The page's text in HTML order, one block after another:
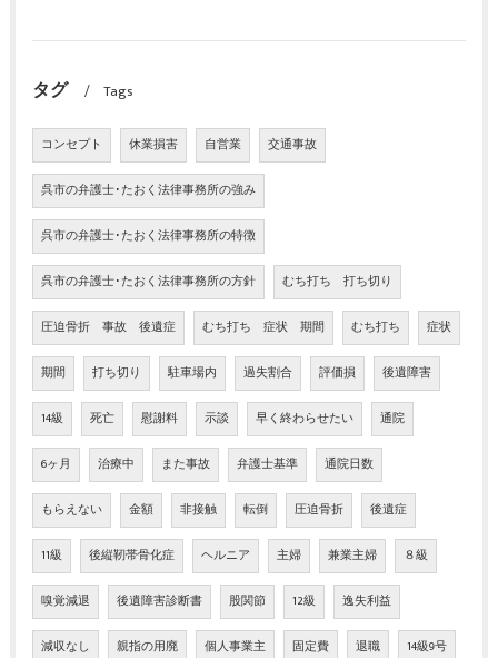
タグ Tags
コンセプト 休業損害 自営業 交通事故
呉市の弁護士･たおく法律事務所の強み
呉市の弁護士･たおく法律事務所の特徴
呉市の弁護士･たおく法律事務所の方針 むち打ち 打ち切り
圧迫骨折 事故 後遺症 むち打ち 症状 期間 むち打ち 症状
期間 打ち切り 駐車場内 過失割合 評価損 後遺障害
14級 死亡 慰謝料 示談 早く終わらせたい 通院
6ヶ月 治療中 また事故 弁護士基準 通院日数
もらえない 金額 非接触 転倒 圧迫骨折 後遺症
11級 後縦靭帯骨化症 ヘルニア 主婦 兼業主婦 ８級
嗅覚減退 後遺障害診断書 股関節 12級 逸失利益
減収なし 親指の用廃 個人事業主 固定費 退職 14級9号